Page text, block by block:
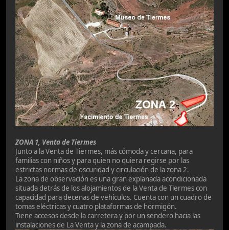
ZONA 1, Venta de Tiermes
Junto a la Venta de Tiermes, más cómoda y cercana, para
familias con niños y para quien no quiera regirse por las
estrictas normas de oscuridad y circulación de la zona 2.
La zona de observación es una gran explanada acondicionada
situada detrás de los alojamientos de la Venta de Tiermes con
capacidad para decenas de vehículos. Cuenta con un cuadro de
tomas eléctricas y cuatro plataformas de hormigón.
Tiene accesos desde la carretera y por un sendero hacia las
instalaciones de La Venta y la zona de acampada.